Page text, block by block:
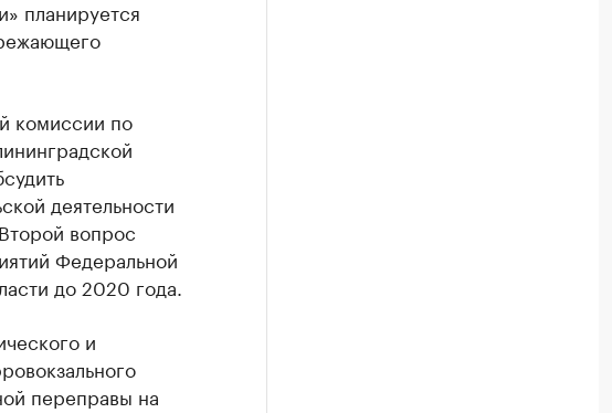
планируется
комиссии по
деятельности
вопрос
Федеральной
до 2020 года.
и
переправы на